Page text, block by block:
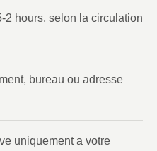
2 hours, selon la circulation
bureau ou adresse
uniquement a votre